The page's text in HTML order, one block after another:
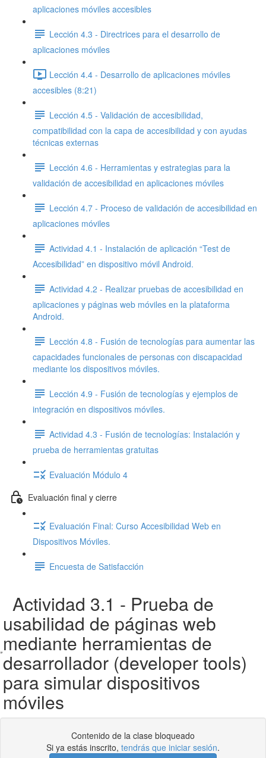
aplicaciones móviles accesibles
Lección 4.3 - Directrices para el desarrollo de
aplicaciones móviles
Lección 4.4 - Desarrollo de aplicaciones móviles
accesibles (8:21)
Lección 4.5 - Validación de accesibilidad,
compatibilidad con la capa de accesibilidad y con ayudas
técnicas externas
Lección 4.6 - Herramientas y estrategias para la
validación de accesibilidad en aplicaciones móviles
Lección 4.7 - Proceso de validación de accesibilidad en
aplicaciones móviles
Actividad 4.1 - Instalación de aplicación “Test de
Accesibilidad” en dispositivo móvil Android.
Actividad 4.2 - Realizar pruebas de accesibilidad en
aplicaciones y páginas web móviles en la plataforma
Android.
Lección 4.8 - Fusión de tecnologías para aumentar las
capacidades funcionales de personas con discapacidad
mediante los dispositivos móviles.
Lección 4.9 - Fusión de tecnologías y ejemplos de
integración en dispositivos móviles.
Actividad 4.3 - Fusión de tecnologías: Instalación y
prueba de herramientas gratuitas
Evaluación Módulo 4
Evaluación final y cierre
Evaluación Final: Curso Accesibilidad Web en
Dispositivos Móviles.
Encuesta de Satisfacción
Actividad 3.1 - Prueba de
usabilidad de páginas web
mediante herramientas de
desarrollador (developer tools)
para simular dispositivos
móviles
Contenido de la clase bloqueado
Si ya estás inscrito, tendrás que iniciar sesión.